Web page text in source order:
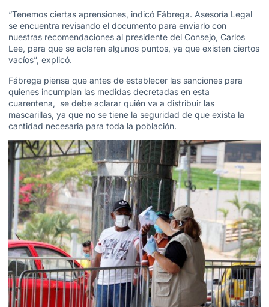
“Tenemos ciertas aprensiones, indicó Fábrega. Asesoría Legal
se encuentra revisando el documento para enviarlo con
nuestras recomendaciones al presidente del Consejo, Carlos
Lee, para que se aclaren algunos puntos, ya que existen ciertos
vacíos”, explicó.
Fábrega piensa que antes de establecer las sanciones para
quienes incumplan las medidas decretadas en esta
cuarentena, se debe aclarar quién va a distribuir las
mascarillas, ya que no se tiene la seguridad de que exista la
cantidad necesaria para toda la población.